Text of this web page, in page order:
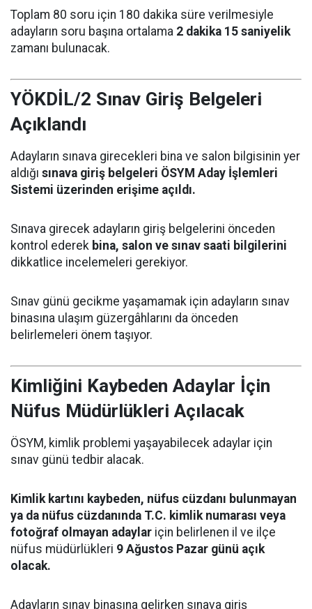
Toplam 80 soru için 180 dakika süre verilmesiyle
adayların soru başına ortalama 2 dakika 15 saniyelik
zamanı bulunacak.
YÖKDİL/2 Sınav Giriş Belgeleri
Açıklandı
Adayların sınava girecekleri bina ve salon bilgisinin yer
aldığı sınava giriş belgeleri ÖSYM Aday İşlemleri
Sistemi üzerinden erişime açıldı.
Sınava girecek adayların giriş belgelerini önceden
kontrol ederek bina, salon ve sınav saati bilgilerini
dikkatlice incelemeleri gerekiyor.
Sınav günü gecikme yaşamamak için adayların sınav
binasına ulaşım güzergâhlarını da önceden
belirlemeleri önem taşıyor.
Kimliğini Kaybeden Adaylar İçin
Nüfus Müdürlükleri Açılacak
ÖSYM, kimlik problemi yaşayabilecek adaylar için
sınav günü tedbir alacak.
Kimlik kartını kaybeden, nüfus cüzdanı bulunmayan
ya da nüfus cüzdanında T.C. kimlik numarası veya
fotoğraf olmayan adaylar için belirlenen il ve ilçe
nüfus müdürlükleri 9 Ağustos Pazar günü açık
olacak.
Adayların sınav binasına gelirken sınava giriş